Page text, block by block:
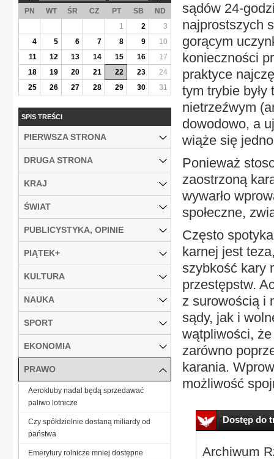
sądów 24-
najprostszych
gorącym
konieczności
praktyce
tym trybie
nietrzeźwym
dowodowo, a
wiąże się
Ponieważ
zaostrzoną
wywarło
społeczne,
Często
karnej jest
szybkość kary
przestępstw.
z surowością i
sądy, jak i
wątpliwości,
zarówno
karania.
możliwość
Dostęp do
Archiwum
PN WT ŚR CZ PT SB
ND
1
2
3
4
5 6 7 8 9
10
11
12 13 14 15 16
17
18
19 20 21 22 23
24
25
26 27 28 29 30 31
SPIS TREŚCI
PIERWSZA STRONA
DRUGA STRONA
KRAJ
ŚWIAT
PUBLICYSTYKA, OPINIE
PIĄTEK+
KULTURA
NAUKA
SPORT
EKONOMIA
PRAWO
Aerokluby nadal będą sprzedawać
paliwo lotnicze
Czy spółdzielnie dostaną miliardy od
państwa
Emerytury rolnicze mniej dostępne